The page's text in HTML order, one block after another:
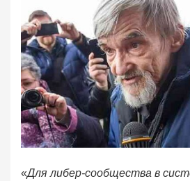
«Для либер-сообщества в